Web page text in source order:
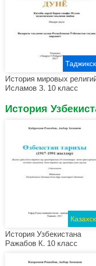
История мировых
Исламов З. 10 класс
История
История Узбекистана
Ражабов К. 10 класс